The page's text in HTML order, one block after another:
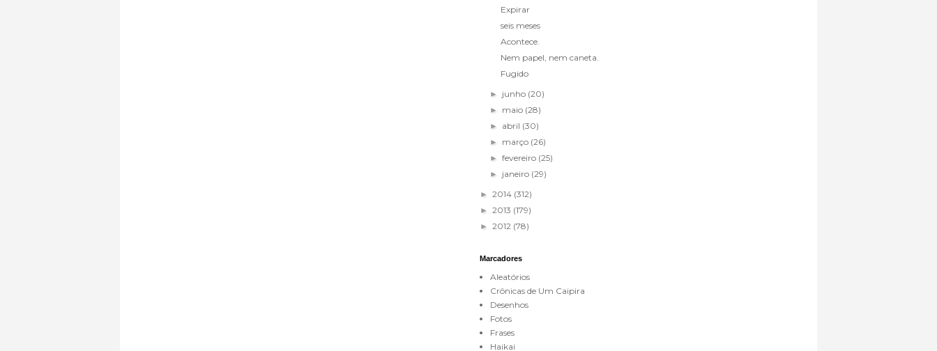
Expirar
seis meses
Acontece.
Nem papel, nem caneta.
Fugido
► junho (20)
► maio (28)
► abril (30)
► março (26)
►fevereiro (25)
► janeiro (29)
► 2014 (312)
► 2013 (179)
► 2012 (78)
Marcadores
Aleatórios
Crônicas de Um Caipira
Desenhos
Fotos
Frases
Haikai